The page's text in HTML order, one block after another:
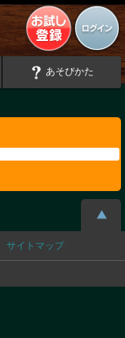
あそびかた
サイトマップ